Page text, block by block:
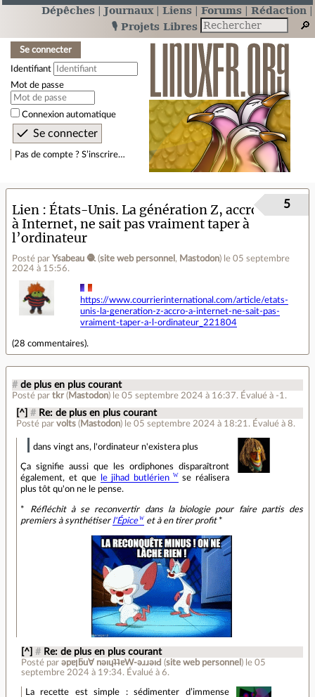
Dépêches Journaux Liens Forums
Rédaction
🎙️ Projets Libres
Se connecter
Identifiant
Mot de passe
Connexion automatique
Pas de compte ? S’inscrire…
Lien
États-Unis. La génération Z, accro
à Internet, ne sait pas vraiment taper à
l’ordinateur
Posté par Ysabeau 🧶 (site web personnel , Mastodon) le 05 septembre
2024 à 15:56.
5
https://www.courrierinternational.com/article/etats-
unis-la-generation-z-accro-a-internet-ne-sait-pas-
vraiment-taper-a-l-ordinateur_221804
(28 commentaires).
# de plus en plus courant
Posté par tkr ( Mastodon) le 05 septembre 2024 à 16:37. Évalué à -1 .
[^] # Re: de plus en plus courant
Posté parvolts ( Mastodon) le 05 septembre 2024 à 18:21 . Évalué à8.
dans vingt ans, l'ordinateur n'existera plus
Ça signifie aussi que les ordiphones disparaîtront
également, et que
le jihad butlérien
se réalisera
plus tôt qu'on ne le pense.
*
Réfléchit à se reconvertir dans la biologie pour faire partis des
premiers à synthétiser l'Épice et à en tirer profit*
[^] # Re: de plus en plus courant
Posté par ǝpɐןƃu∀ nǝıɥʇʇɐW-ǝɹɹǝıԀ (site web personnel ) le 05
septembre 2024 à 19:34. Évalué à 6.
La recette est simple : sédimenter d’immense